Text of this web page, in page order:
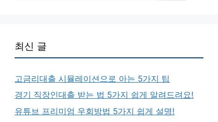
최신 글
고금리대출 시뮬레이션으로 아는 5가지 팁
경기 직장인대출 받는 법 5가지 쉽게 알려드려요!
유튜브 프리미엄 우회방법 5가지 쉽게 설명!